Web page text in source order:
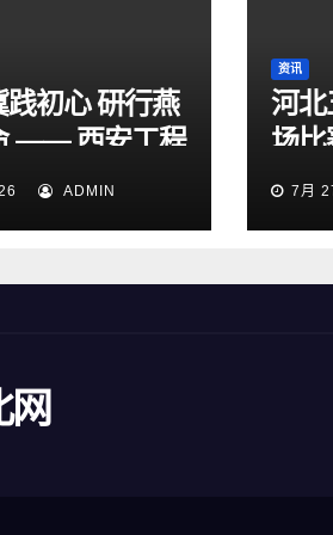
践初心 研行燕
—— 西安工程
研途”研究生
ADMIN
资讯
河北
场
15:1
7月